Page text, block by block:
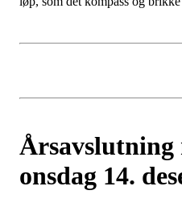
Årsavslutning
onsdag 14.